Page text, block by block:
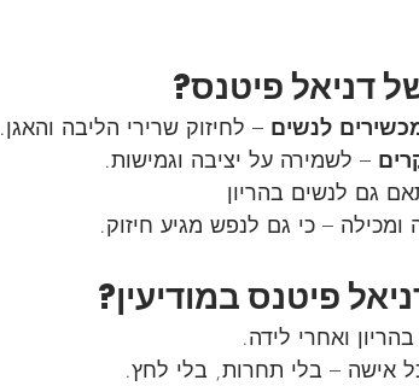
דניאל פיטנס?
לנשים – לחיזוק שרירי הליבה והאגן.
– לשמירה על יציבה וגמישות.
גם לנשים בהריון
– כי גם לנפש מגיע חיזוק.
פיטנס במודיעין?
ואחרי לידה.
אישה – בלי תחרות, בלי לחץ.